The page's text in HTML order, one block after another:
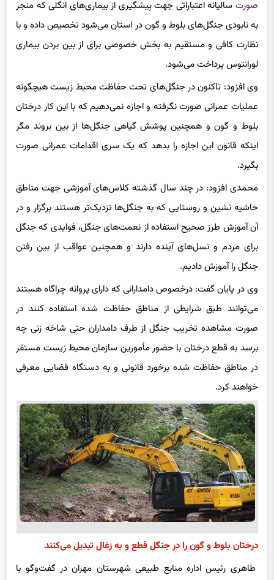
صورت سالیانه اعتباراتی جهت پیشگیری از بیماری‌های انگلی که منجر
به نابودی جنگل‌های بلوط و گون در استان می‌شود تخصیص داده و با
نظارت کافی و مستقیم به بخش خصوصی برای از بین بردن بیماری
لورانتوس پرداخت می‌شود.
وی افزود: تاکنون در جنگل‌های تحت حفاظت محیط زیست هیچگونه
عملیات عمرانی صورت نگرفته و اجازه نمی‌دهیم که با این کار درختان
بلوط و گون و همچنین پوشش گیاهی جنگل‌ها از بین بروند مگر
اینکه قانون این اجازه را بدهد که یک سری اقدامات عمرانی صورت
بگیرد.
محمدی افزود: در چند سال گذشته کلاس‌های آموزشی جهت مناطق
حاشیه نشین و روستایی که به جنگل‌ها نزدیک‌تر هستند برگزار و در
آن آموزش طرز صحیح استفاده از نعمت‌های جنگل، فوایدی که جنگل
برای مردم و نسل‌های آینده دارند و همچنین عواقب از بین رفتن
جنگل را آموزش دادیم.
وی در پایان گفت: درخصوص دامدارانی که دارای پروانه چراگاه هستند
می‌توانند طبق شرایطی از مناطق حفاظت شده استفاده کنند در
صورت مشاهده تخریب جنگل از طرف دامداران حتی شاخه زنی چه
برسد به قطع درختان با حضور مأمورین سازمان محیط زیست مستقر
در مناطق حفاظت شده برخورد قانونی و به دستگاه قضایی معرفی
خواهند کرد.
درختان بلوط و گون را در جنگل قطع و به زغال تبدیل می‌کنند
طاهری رئیس اداره منابع طبیعی شهرستان مهران در گفت‌وگو با